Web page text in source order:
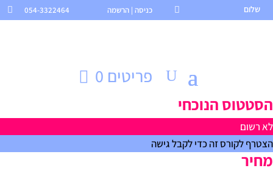
 054-3322464  כניסה | הרשמה שלום
פריטים 0
הסטטוס הנוכחי
לא רשום
הצטרף לקורס זה כדי לקבל גישה
מחיר